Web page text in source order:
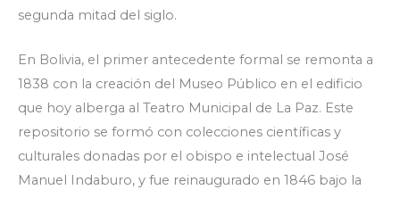
segunda mitad del siglo.
En Bolivia, el primer antecedente formal se remonta a
1838 con la creación del Museo Público en el edificio
que hoy alberga al Teatro Municipal de La Paz. Este
repositorio se formó con colecciones científicas y
culturales donadas por el obispo e intelectual José
Manuel Indaburo, y fue reinaugurado en 1846 bajo la